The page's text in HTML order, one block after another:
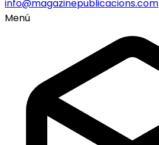
info@magazinepublicacions.com
Menú